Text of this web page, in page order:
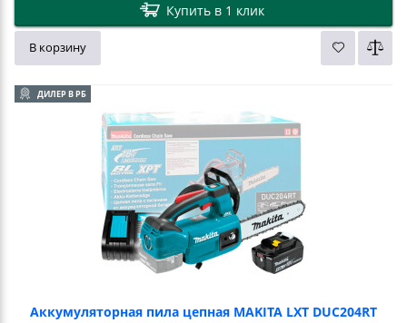
Купить в 1 клик
В корзину
ДИЛЕР В РБ
Аккумуляторная пила цепная MAKITA LXT DUC204RT